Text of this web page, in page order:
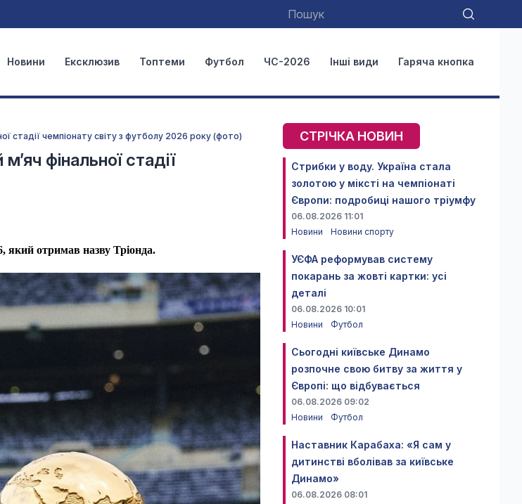
Новини Ексклюзив Топтеми Футбол ЧС-2026 Інші види Гаряча кнопка
стадії чемпіонату світу з футболу 2026 року (фото)
фінальної стадії
який отримав назву Тріонда.
СТРІЧКА НОВИН
Стрибки у воду. Україна стала
золотою у міксті на чемпіонаті
Європи: подробиці нашого тріумфу
06.08.2026 11:01
Новини
Новини спорту
УЄФА реформував систему
покарань за жовті картки: усі
деталі
06.08.2026 10:01
Новини
Футбол
Сьогодні київське Динамо
розпочне свою битву за життя у
Європі: що відбувається
06.08.2026 09:02
Новини
Футбол
Наставник Карабаха: «Я сам у
дитинстві вболівав за київське
Динамо»
06.08.2026 08:01